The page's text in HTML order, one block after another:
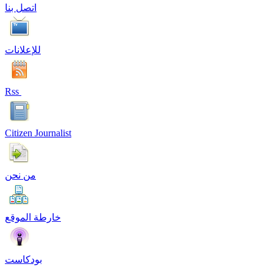
اتصل بنا
للإعلانات
Rss
Citizen Journalist
من نحن
خارطة الموقع
بودكاست